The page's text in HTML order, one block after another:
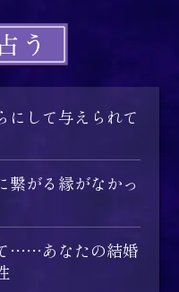
にして与えられて
繋がる縁がなかっ
……あなたの結婚